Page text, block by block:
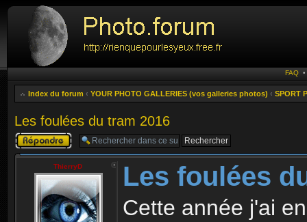
FAQ
Index du forum ‹ YOUR PHOTO GALLERIES (vos galleries photos) ‹ SPORT
Les foulées du tram 2016
Publier une
réponse
ThierryD Les foulées
Cette année j'ai